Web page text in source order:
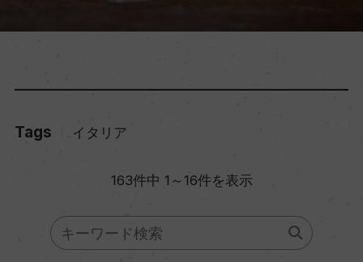
Tags イタリア
163件中 1～16件を表示